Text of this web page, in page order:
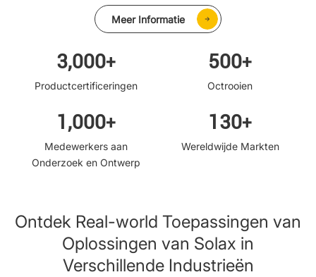
Meer Informatie
3,000+
Productcertificeringen
500+
Octrooien
1,000+
Medewerkers aan
Onderzoek en Ontwerp
130+
Wereldwijde Markten
Ontdek Real-world Toepassingen van
Oplossingen van Solax in
Verschillende Industrieën